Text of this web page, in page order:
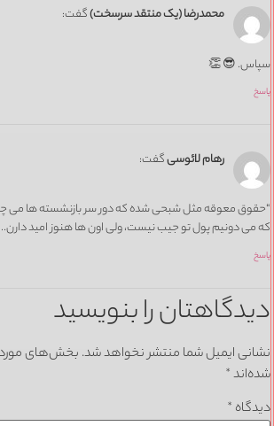
محمدرضا (یک منتقد سرسخت) گفت:
سپاس. 😎 👏
پاسخ
رهام لائوسی گفت:
“حقوق معوقه مثل شبحی شده که دور سر بازنشسته ها می
که می دونیم پول تو جیب نیست، ولی اون ها هنوز امید دارن…
پاسخ
دیدگاهتان را بنویسید
نشانی ایمیل شما منتشر نخواهد شد. بخش‌های
شده‌اند*
دیدگاه *